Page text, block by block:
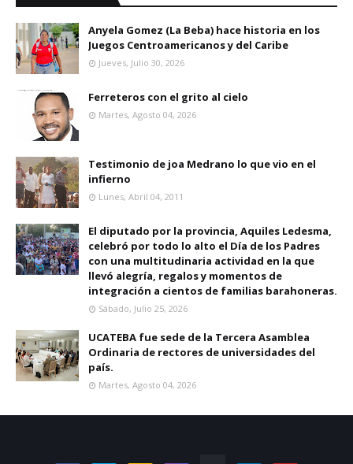
Anyela Gomez (La Beba) hace historia en los
Juegos Centroamericanos y del Caribe
Jueves, Julio 30, 2026
Ferreteros con el grito al cielo
Martes, Agosto 04, 2026
Testimonio de joa Medrano lo que vio en el
infierno
Lunes, Abril 04, 2011
El diputado por la provincia, Aquiles Ledesma,
celebró por todo lo alto el Día de los Padres
con una multitudinaria actividad en la que
llevó alegría, regalos y momentos de
integración a cientos de familias barahoneras.
Sábado, Julio 25, 2026
UCATEBA fue sede de la Tercera Asamblea
Ordinaria de rectores de universidades del
país.
Martes, Agosto 04, 2026